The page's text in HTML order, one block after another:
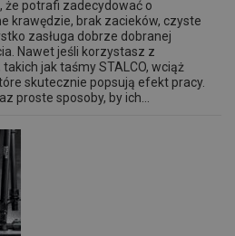
że potrafi zadecydować o
krawędzie, brak zacieków, czyste
zasługa dobrze dobranej
Nawet jeśli korzystasz z
jak taśmy STALCO, wciąż
skutecznie popsują efekt pracy.
proste sposoby, by ich...